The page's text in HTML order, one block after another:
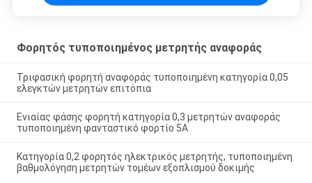
Φορητός τυποποιημένος μετρητής αναφοράς
Τριφασική φορητή αναφοράς τυποποιημένη κατηγορία 0,05
ελεγκτών μετρητών επιτόπια
Ενιαίας φάσης φορητή κατηγορία 0,3 μετρητών αναφοράς
τυποποιημένη φανταστικό φορτίο 5A
Κατηγορία 0,2 φορητός ηλεκτρικός μετρητής, τυποποιημένη
βαθμολόγηση μετρητών τομέων εξοπλισμού δοκιμής